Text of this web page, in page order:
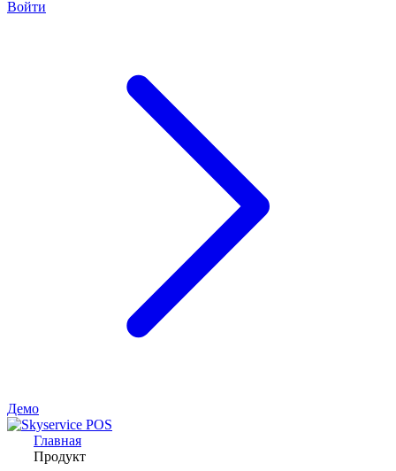
Войти
Демо
Главная
Продукт